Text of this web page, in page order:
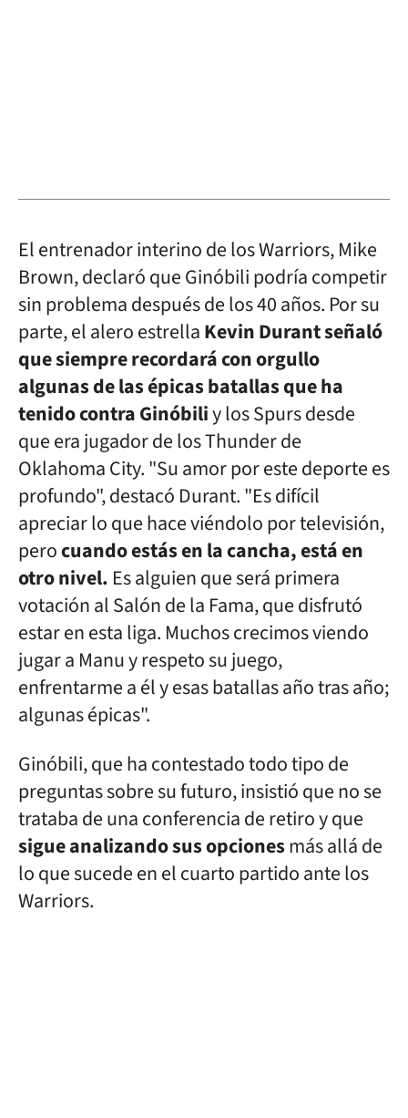
El entrenador interino de los Warriors, Mike
Brown, declaró que Ginóbili podría competir
sin problema después de los 40 años. Por su
parte, el alero estrellaKevin Durant señaló
que siempre recordará con orgullo
algunas de las épicas batallas que ha
tenido contra Ginóbiliy los Spurs desde
que era jugador de los Thunder de
Oklahoma City. "Su amor por este deporte es
profundo", destacó Durant. "Es difícil
apreciar lo que hace viéndolo por televisión,
perocuando estás en la cancha, está en
otro nivel. Es alguien que será primera
votación al Salón de la Fama, que disfrutó
estar en esta liga. Muchos crecimos viendo
jugar a Manu y respeto su juego,
enfrentarme a él y esas batallas año tras año;
algunas épicas".
Ginóbili, que ha contestado todo tipo de
preguntas sobre su futuro, insistió que no se
trataba de una conferencia de retiro y que
sigue analizando sus opcionesmás allá de
lo que sucede en el cuarto partido ante los
Warriors.